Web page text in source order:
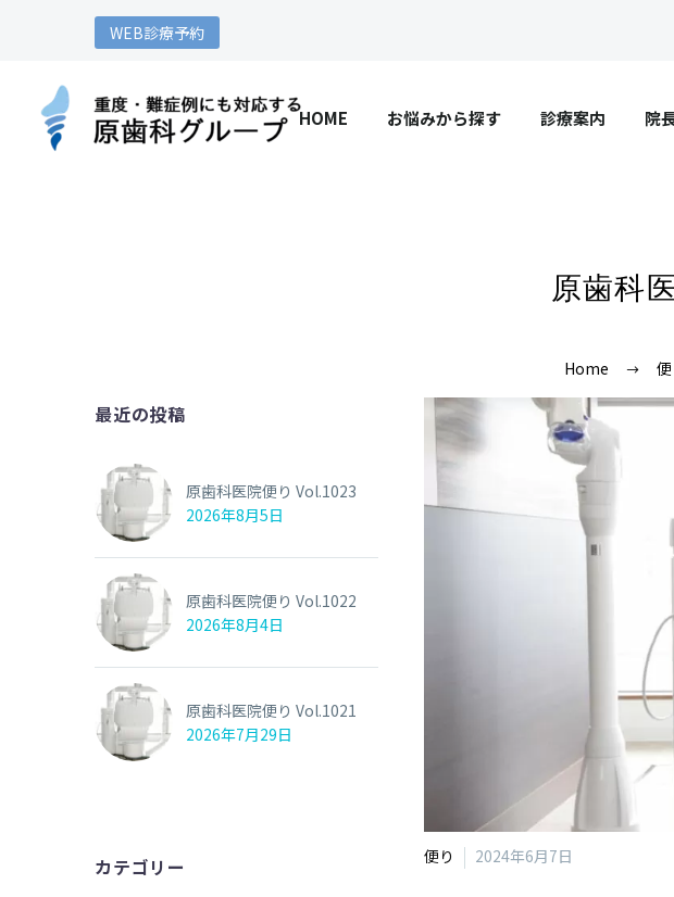
WEB診療予約
HOME お悩みから探す 診療案内 院
原歯科
Home 便
便り 2024年6月7日
最近の投稿
原歯科医院便り Vol.1023
2026年8月5日
原歯科医院便り Vol.1022
2026年8月4日
原歯科医院便り Vol.1021
2026年7月29日
カテゴリー